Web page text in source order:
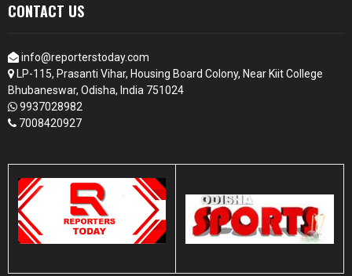
CONTACT US
info@reporterstoday.com
LP-115, Prasanti Vihar, Housing Board Colony, Near Kiit College
Bhubaneswar, Odisha, India 751024
9937028982
7008420927